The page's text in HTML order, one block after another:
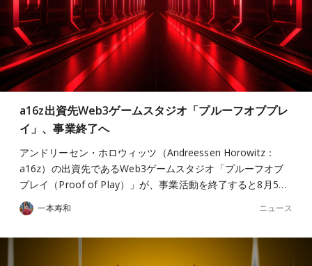
a16z出資先Web3ゲームスタジオ「プルーフオブプレ
イ」、事業終了へ
アンドリーセン・ホロウィッツ（Andreessen Horowitz：
a16z）の出資先であるWeb3ゲームスタジオ「プルーフオブ
プレイ（Proof of Play）」が、事業活動を終了すると8月5…
一本寿和 ニュース